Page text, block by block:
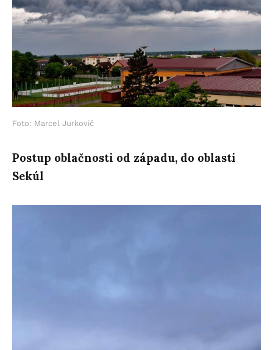
Foto: Marcel Jurkovič
Postup oblačnosti od západu, do oblasti
Sekúl